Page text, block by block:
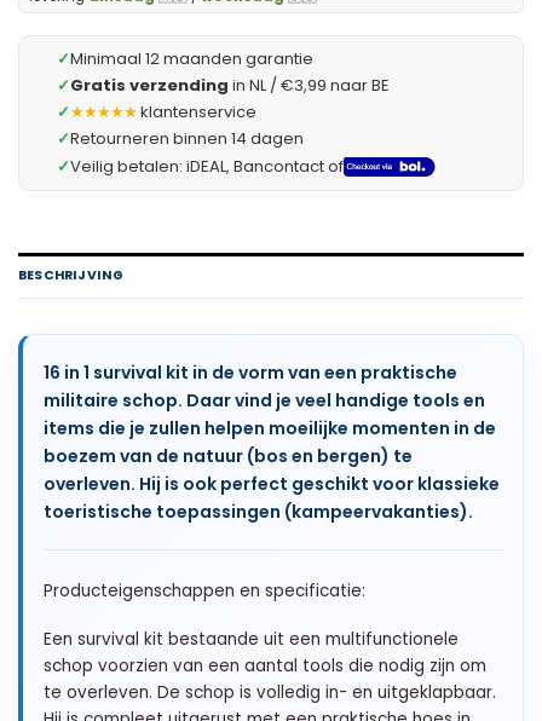
✓Minimaal 12 maanden garantie
✓Gratis verzending in NL / €3,99 naar BE
✓★★★★★klantenservice
✓Retourneren binnen 14 dagen
✓Veilig betalen: iDEAL, Bancontact of
BESCHRIJVING
16 in 1 survival kit in de vorm van een praktische
militaire schop. Daar vind je veel handige tools en
items die je zullen helpen moeilijke momenten in de
boezem van de natuur (bos en bergen) te
overleven. Hij is ook perfect geschikt voor klassieke
toeristische toepassingen (kampeervakanties).
Producteigenschappen en specificatie:
Een survival kit bestaande uit een multifunctionele
schop voorzien van een aantal tools die nodig zijn om
te overleven. De schop is volledig in- en uitgeklapbaar.